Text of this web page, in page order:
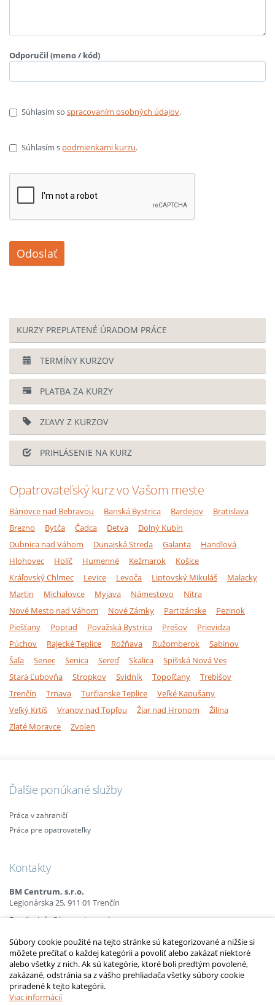
Odporučil (meno / kód)
Súhlasím so spracovaním osobných údajov.
Súhlasím s podmienkami kurzu.
Odoslať
KURZY PREPLATENÉ ÚRADOM PRÁCE
TERMÍNY KURZOV
PLATBA ZA KURZY
ZĽAVY Z KURZOV
PRIHLÁSENIE NA KURZ
Opatrovateľský kurz vo Vašom meste
Bánovce nad Bebravou Banská Bystrica Bardejov
Bratislava
Brezno
Bytča Čadca Detva
Dolný Kubín
Dubnica nad Váhom
Dunajská Streda Galanta
Handlová
Hlohovec
Holíč Humenné Kežmarok
Košice
Kráľovský Chlmec
Levice Levoča Liptovský Mikuláš
Malacky
Martin
Michalovce Myjava Námestovo
Nitra
Nové Mesto nad Váhom
Nové Zámky Partizánske
Pezinok
Piešťany
Poprad Považská Bystrica Prešov
Prievidza
Púchov
Rajecké Teplice Rožňava Ružomberok
Sabinov
Šaľa
Senec Senica Sereď Skalica
Spišská Nová Ves
Stará Ľubovňa
Stropkov Svidník Topoľčany
Trebišov
Trenčín
Trnava Turčianske Teplice
Veľké Kapušany
Veľký Krtíš
Vranov nad Topľou Žiar nad Hronom
Žilina
Zlaté Moravce
Zvolen
Ďalšie ponúkané služby
Práca v zahraničí
Práca pre opatrovateľky
Kontakty
BM Centrum, s.r.o.
Legionárska 25, 911 01 Trenčín
Email: info@bmcentrum.sk
+421 (0)910 385 238
+421 (0)949 152 774
2010 – 2014 © Copyrightopatrovatelsky-kurz.sk
Upraviť nastavenia Cookies
Súbory cookie použité na tejto stránke sú kategorizované a nižšie si
môžete prečítať o každej kategórii a povoliť alebo zakázať niektoré
alebo všetky z nich. Ak sú kategórie, ktoré boli predtým povolené,
zakázané, odstránia sa z vášho prehliadača všetky súbory cookie
priradené k tejto kategórii.
Viac informácií